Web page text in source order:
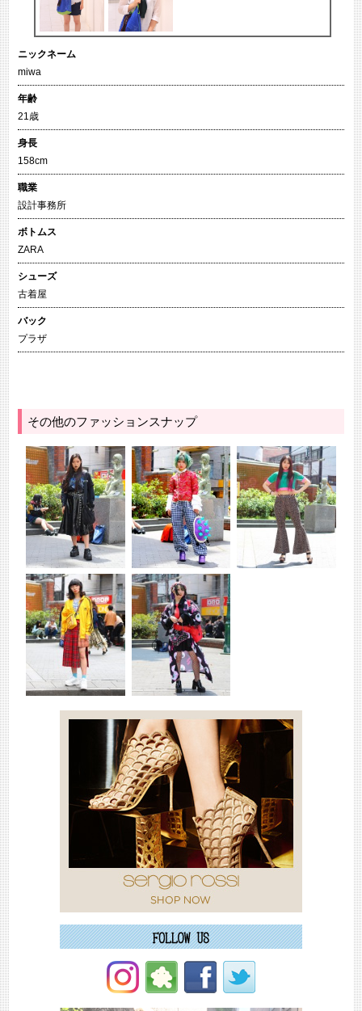
ニックネーム
miwa
年齢
21歳
身長
158cm
職業
設計事務所
ボトムス
ZARA
シューズ
古着屋
バック
プラザ
その他のファッションスナップ